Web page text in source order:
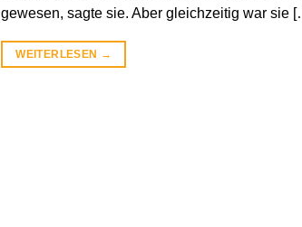
gewesen, sagte sie. Aber gleichzeitig war sie
WEITERLESEN →